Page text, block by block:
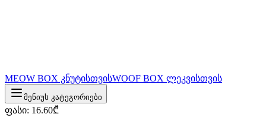
MEOW BOX კნუტისთვისWOOF BOX ლეკვისთვის
მენიუს კატეგორიები
ფასი: 16.60₾